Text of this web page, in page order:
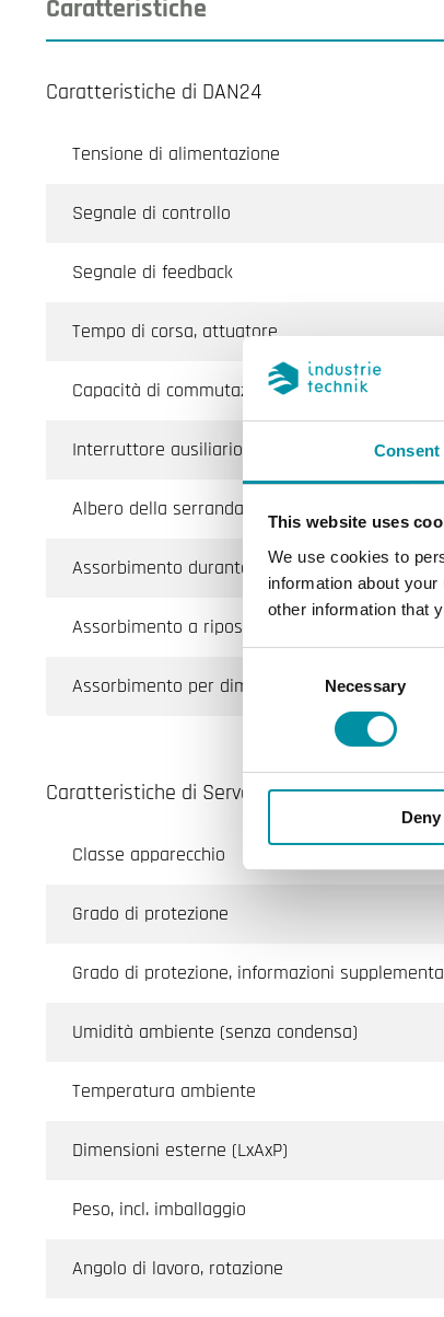
Consent
This website uses
We use cookies to
information about
other information that
Selection
Necessary
Deny
Caratteristiche
Caratteristiche di DAN24
Tensione di alimentazione
Segnale di controllo
Segnale di feedback
Tempo di corsa, attuatore
Capacità di commutazione (Ausiliario)
Interruttore ausiliario
Albero della serranda, lunghezza min dell'albero
Assorbimento durante il funzionamento
Assorbimento a riposo
Assorbimento per dimensionamento del cavo
Caratteristiche di Servocomando per
Classe apparecchio
Grado di protezione
Grado di protezione, informazioni
Umidità ambiente (senza condensa)
Temperatura ambiente
Dimensioni esterne (LxAxP)
Peso, incl. imballaggio
Angolo di lavoro, rotazione